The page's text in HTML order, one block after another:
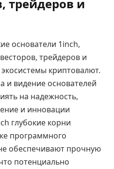
трейдеров и
основатели 1inch,
трейдеров и
криптовалют.
и видение основателей
на надежность,
и инновации
глубокие корни
программного
обеспечивают прочную
потенциально